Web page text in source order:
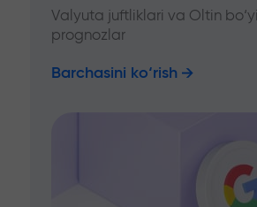
Valyuta juftliklari va Oltin
prognozlar
Barchasini ko‘rish